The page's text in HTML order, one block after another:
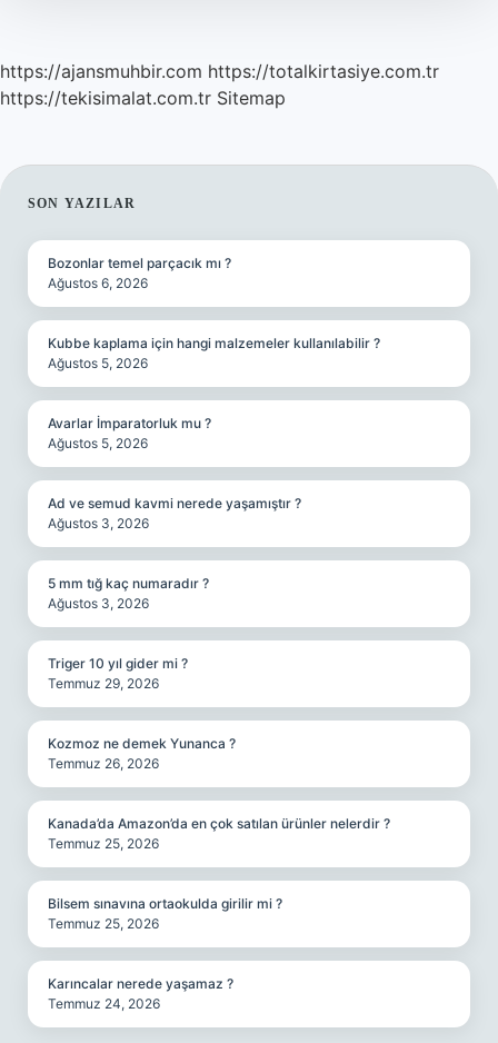
https://ajansmuhbir.com https://totalkirtasiye.com.tr
https://tekisimalat.com.tr Sitemap
SIDEBAR
SON YAZILAR
Bozonlar temel parçacık mı ?
Ağustos 6, 2026
Kubbe kaplama için hangi malzemeler kullanılabilir ?
Ağustos 5, 2026
Avarlar İmparatorluk mu ?
Ağustos 5, 2026
Ad ve semud kavmi nerede yaşamıştır ?
Ağustos 3, 2026
5 mm tığ kaç numaradır ?
Ağustos 3, 2026
Triger 10 yıl gider mi ?
Temmuz 29, 2026
Kozmoz ne demek Yunanca ?
Temmuz 26, 2026
Kanada’da Amazon’da en çok satılan ürünler nelerdir ?
Temmuz 25, 2026
Bilsem sınavına ortaokulda girilir mi ?
Temmuz 25, 2026
Karıncalar nerede yaşamaz ?
Temmuz 24, 2026